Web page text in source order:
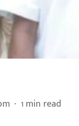
1min read